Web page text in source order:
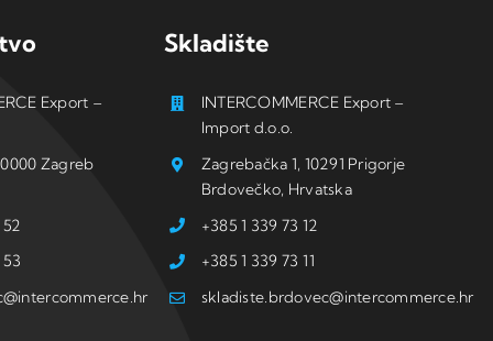
Export –
Zagreb
Skladište
INTERCOMMERCE Export –
Import d.o.o.
Zagrebačka 1, 10291 Prigorje
Brdovečko, Hrvatska
+385 1 339 73 12
+385 1 339 73 11
skladiste.brdovec@intercommerce.hr